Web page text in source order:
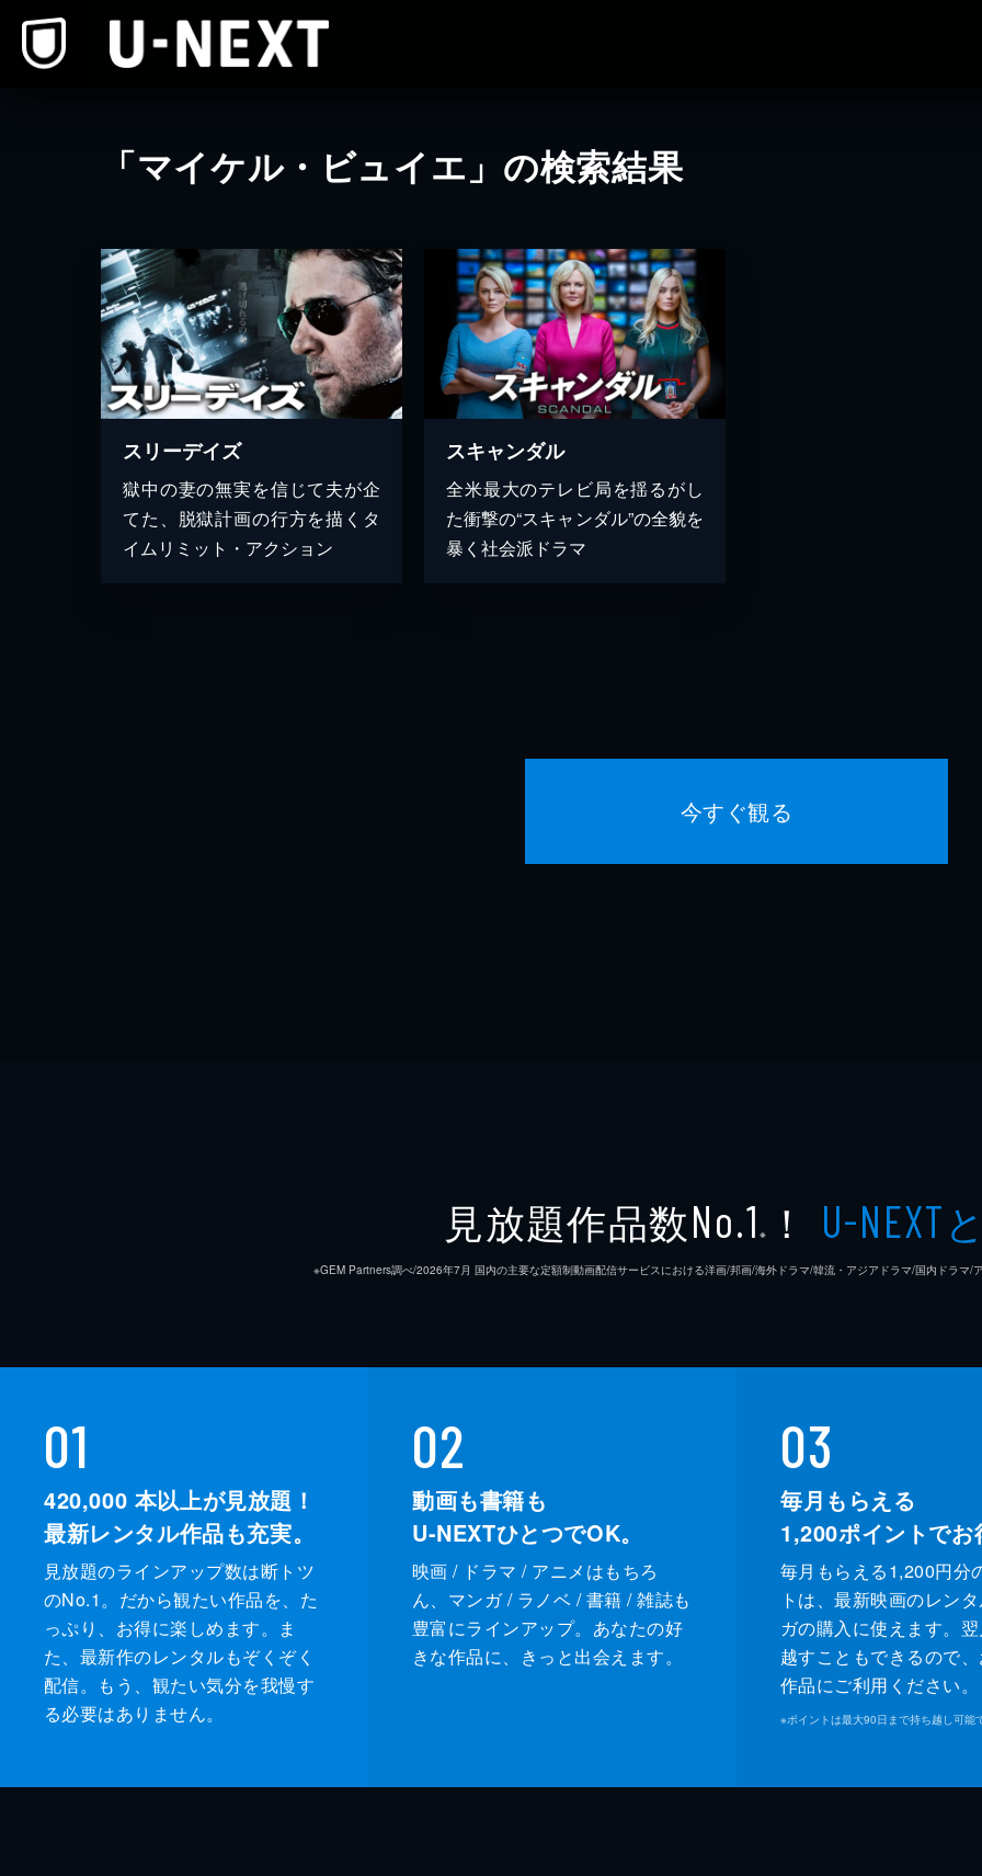
「マイケル・ビュイエ」の検索結果
スリーデイズ
獄中の妻の無実を信じて夫が企
てた、脱獄計画の行方を描くタ
イムリミット・アクション
スキャンダル
全米最大のテレビ局を揺るがし
た衝撃の“スキャンダル”の全貌を
暴く社会派ドラマ
今すぐ観る
見放題作品数No.1 ※ ！ U-NEXT
※GEM Partners調べ/2026年7⽉ 国内の主要な定額制動画配信サービスにおける洋画/邦画/海外ドラマ/韓流・アジアドラマ/国内ドラマ/
01
420,000 本以上が見放題！
最新レンタル作品も充実。
見放題のラインアップ数は断トツ
のNo.1。だから観たい作品を、た
っぷり、お得に楽しめます。ま
た、最新作のレンタルもぞくぞく
配信。もう、観たい気分を我慢す
る必要はありません。
02
動画も書籍も
U-NEXTひとつでOK。
映画 / ドラマ / アニメはもちろ
ん、マンガ / ラノベ / 書籍 / 雑誌も
豊富にラインアップ。あなたの好
きな作品に、きっと出会えます。
03
毎月もらえる
1,200ポイントでお
毎月もらえる1,200円分
トは、最新映画のレン
ガの購入に使えます。
越すこともできるので
作品にご利用ください。
※ポイントは最大90日まで持ち越し可能